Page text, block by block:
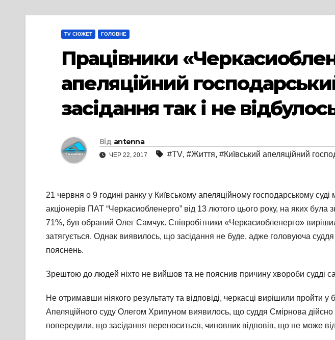
TV СЮЖЕТ ГОЛОВНЕ
Працівники
апеляційний
засідання так і не
Від antenna
ЧЕР 22, 2017 #TV, #Життя, #Київський апеляційний
21 червня о 9 годині ранку у Київському апеляційному господарському
акціонерів ПАТ “Черкасиобленерго” від 13 лютого цього року, на яких була
71%, був обраний Олег Самчук. Співробітники «Черкасиобленерго»
затягується. Однак виявилось, що засідання не буде, адже головуюча
пояснень.
Зрештою до людей ніхто не вийшов та не пояснив причину хвороби судді
Не отримавши ніякого результату та відповіді, черкасці вирішили пройти
Апеляційного суду Олегом Хрипуном виявилось, що суддя Смірнова
попередили, що засідання переноситься, чиновник відповів, що не може